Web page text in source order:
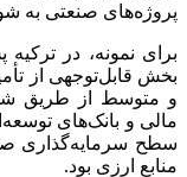
پروژه‌های صنعتی به
بخش قابل‌توجهی از
و متوسط از طریق
مالی و بانک‌های
سطح سرمایه‌گذاری
منابع ارزی بود.